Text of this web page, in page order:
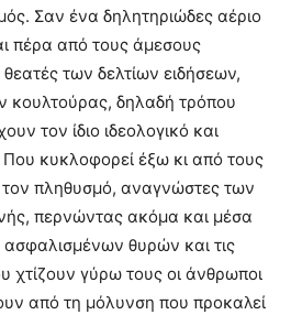
Σαν ένα δηλητηριώδες αέριο
πέρα από τους άμεσους
των δελτίων ειδήσεων,
κουλτούρας, δηλαδή τρόπου
τον ίδιο ιδεολογικό και
κυκλοφορεί έξω κι από τους
τον πληθυσμό, αναγνώστες των
περνώντας ακόμα και μέσα
θυρών και τις
γύρω τους οι άνθρωποι
από τη μόλυνση που προκαλεί